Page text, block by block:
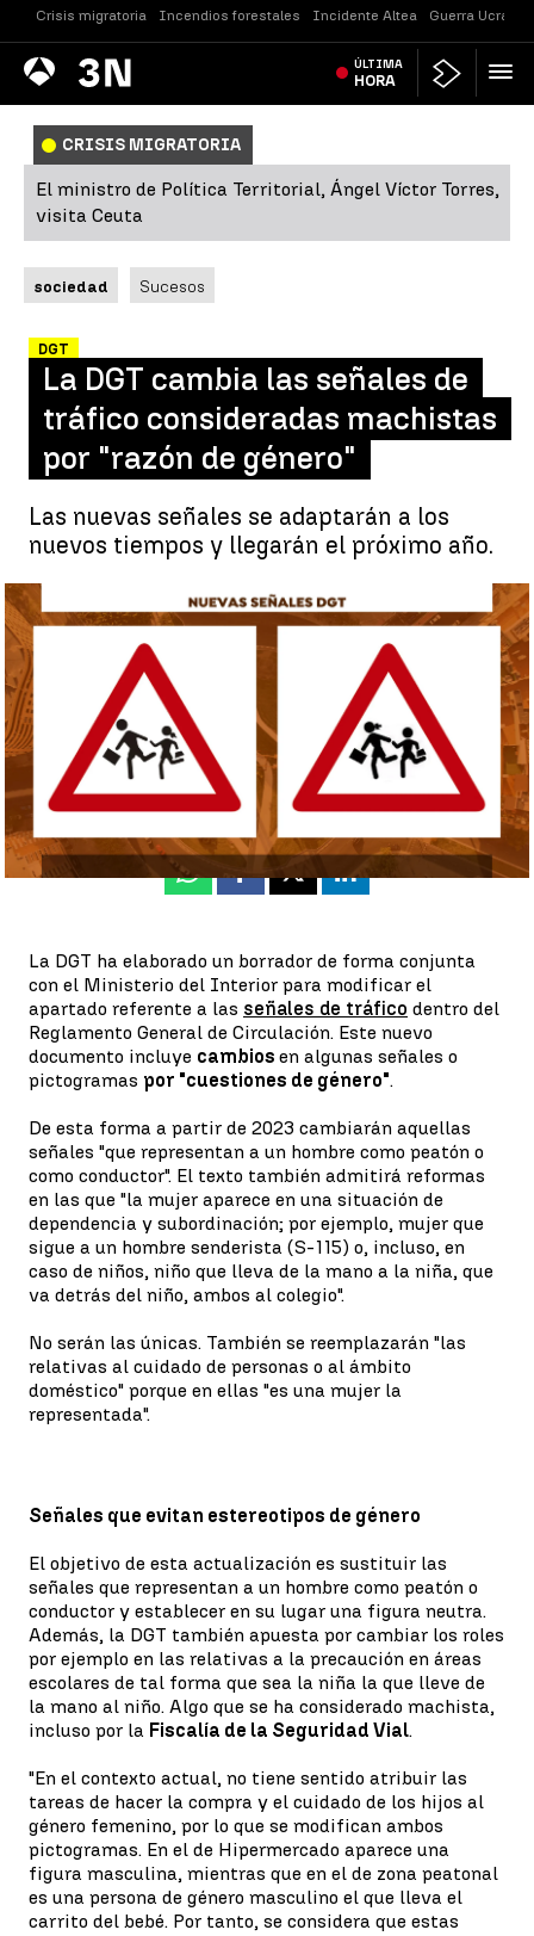
Crisis migratoria Incendios forestales Incidente Altea Guerra Ucrania
Antena
3 Noticias ÚLTIMA
HORA
CRISIS MIGRATORIA
El ministro de Política Territorial, Ángel Víctor Torres,
visita Ceuta
sociedad Sucesos
DGT
La DGT cambia las señales de
tráfico consideradas machistas
por "razón de género"
Las nuevas señales se adaptarán a los
nuevos tiempos y llegarán el próximo año.
Estas son las señales que Tráfico quiere cambiar | A3N
Rosa María Salcedo
18 de noviembre de 2022, 19:46
WhatsappFacebook
X Linkedin
La DGT ha elaborado un borrador de forma conjunta
con el Ministerio del Interior para modificar el
apartado referente a las señales de tráfico dentro del
Reglamento General de Circulación. Este nuevo
documento incluye cambios en algunas señales o
pictogramas por "cuestiones de género".
De esta forma a partir de 2023 cambiarán aquellas
señales "que representan a un hombre como peatón o
como conductor". El texto también admitirá reformas
en las que "la mujer aparece en una situación de
dependencia y subordinación; por ejemplo, mujer que
sigue a un hombre senderista (S-115) o, incluso, en
caso de niños, niño que lleva de la mano a la niña, que
va detrás del niño, ambos al colegio".
No serán las únicas. También se reemplazarán "las
relativas al cuidado de personas o al ámbito
doméstico" porque en ellas "es una mujer la
representada".
Señales que evitan estereotipos de género
El objetivo de esta actualización es sustituir las
señales que representan a un hombre como peatón o
conductor y establecer en su lugar una figura neutra.
Además, la DGT también apuesta por cambiar los roles
por ejemplo en las relativas a la precaución en áreas
escolares de tal forma que sea la niña la que lleve de
la mano al niño. Algo que se ha considerado machista,
incluso por la Fiscalía de la Seguridad Vial.
"En el contexto actual, no tiene sentido atribuir las
tareas de hacer la compra y el cuidado de los hijos al
género femenino, por lo que se modifican ambos
pictogramas. En el de Hipermercado aparece una
figura masculina, mientras que en el de zona peatonal
es una persona de género masculino el que lleva el
carrito del bebé. Por tanto, se considera que estas